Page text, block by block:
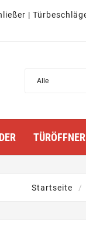
|
TÜRÖFFNER
Startseite